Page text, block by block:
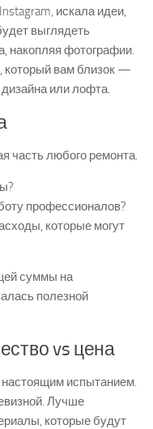
искала идеи,
выглядеть
накопляя фотографии.
который вам близок —
или лофта.
любого ремонта.
профессионалов?
которые могут
суммы на
полезной
vs цена
испытанием.
Лучше
которые будут